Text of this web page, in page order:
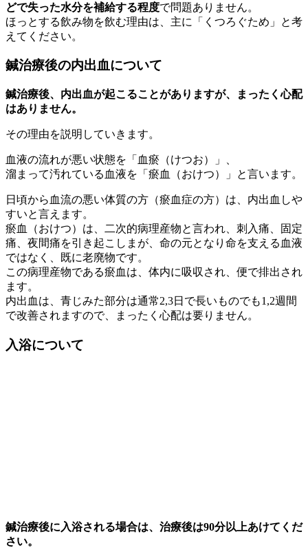
どで失った水分を補給する程度で問題ありません。
ほっとする飲み物を飲む理由は、主に「くつろぐため」と考
えてください。
鍼治療後の内出血について
鍼治療後、内出血が起こることがありますが、まったく心配
はありません。
その理由を説明していきます。
血液の流れが悪い状態を「血瘀（けつお）」、
溜まって汚れている血液を「瘀血（おけつ）」と言います。
日頃から血流の悪い体質の方（瘀血症の方）は、内出血しや
すいと言えます。
瘀血（おけつ）は、二次的病理産物と言われ、刺入痛、固定
痛、夜間痛を引き起こしまが、命の元となり命を支える血液
ではなく、既に老廃物です。
この病理産物である瘀血は、体内に吸収され、便で排出され
ます。
内出血は、青じみた部分は通常2,3日で長いものでも1,2週間
で改善されますので、まったく心配は要りません。
入浴について
鍼治療後に入浴される場合は、治療後は90分以上あけてくだ
さい。